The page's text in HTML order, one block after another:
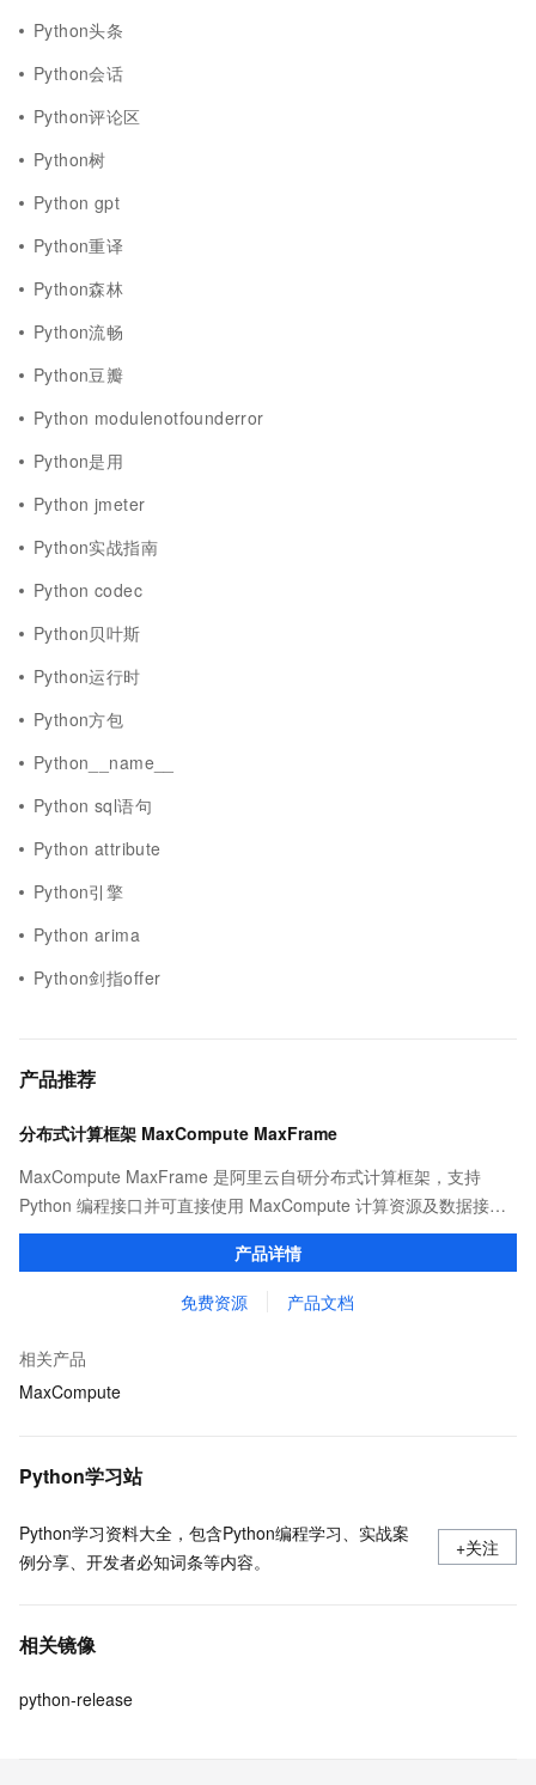
Python头条
Python会话
Python评论区
Python树
Python gpt
Python重译
Python森林
Python流畅
Python豆瓣
Python modulenotfounderror
Python是用
Python jmeter
Python实战指南
Python codec
Python贝叶斯
Python运行时
Python方包
Python__name__
Python sql语句
Python attribute
Python引擎
Python arima
Python剑指offer
产品推荐
分布式计算框架 MaxCompute MaxFrame
MaxCompute MaxFrame 是阿里云自研分布式计算框架，支持
Python 编程接口并可直接使用 MaxCompute 计算资源及数据接
口，与 MaxCompute Notebook、镜像管理等功能共同构成
MaxCompute 完整 Python 开发生态。
产品详情
免费资源 产品文档
相关产品
MaxCompute
Python学习站
Python学习资料大全，包含Python编程学习、实战案
例分享、开发者必知词条等内容。
+关注
相关镜像
python-release